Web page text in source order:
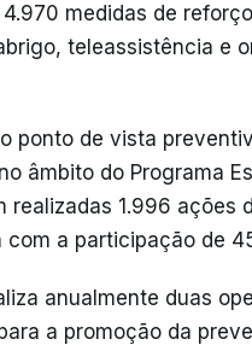
medidas de
teleassistência e
ponto de vista
âmbito do Programa
1.996 ações
a participação de
anualmente duas
a promoção da